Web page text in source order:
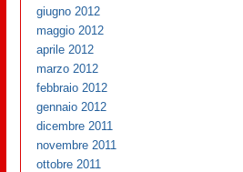
giugno 2012
maggio 2012
aprile 2012
marzo 2012
febbraio 2012
gennaio 2012
dicembre 2011
novembre 2011
ottobre 2011